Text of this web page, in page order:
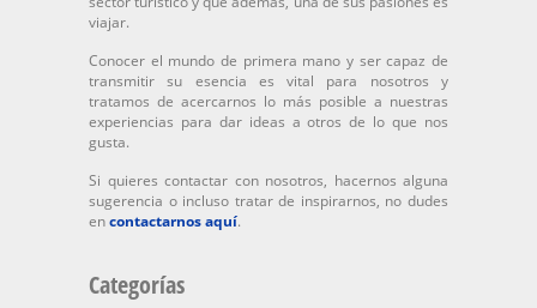
viajar.
Conocer el mundo de primera mano y ser capaz de
transmitir su esencia es vital para nosotros y
tratamos de acercarnos lo más posible a nuestras
experiencias para dar ideas a otros de lo que nos
gusta.
Si quieres contactar con nosotros, hacernos alguna
sugerencia o incluso tratar de inspirarnos, no dudes
encontactarnos aquí.
Categorías